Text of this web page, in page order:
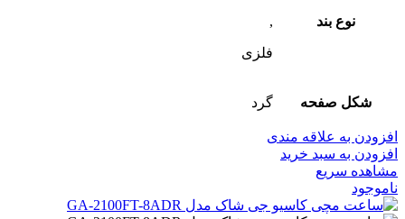
نوع بند
,
فلزی
شکل صفحه گرد
افزودن به علاقه مندی
افزودن به سبد خرید
مشاهده سریع
ناموجود